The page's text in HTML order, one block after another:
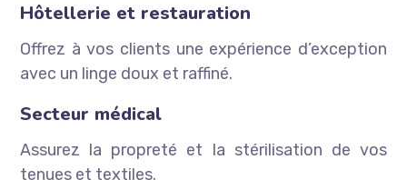
Hôtellerie et restauration
Offrez à vos clients une expérience d’exception
avec un linge doux et raffiné.
Secteur médical
Assurez la propreté et la stérilisation de vos
tenues et textiles.